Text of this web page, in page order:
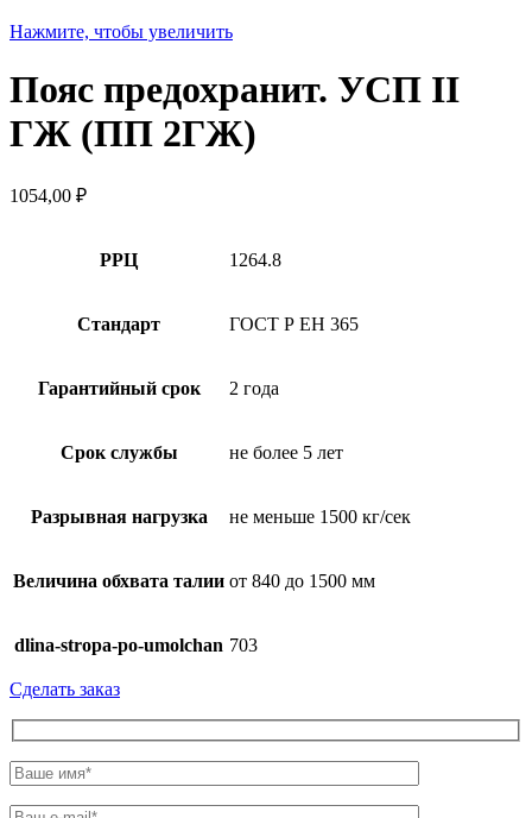
Нажмите, чтобы увеличить
Пояс предохранит. УСП II
ГЖ (ПП 2ГЖ)
1054,00 ₽
РРЦ 1264.8
Стандарт ГОСТ Р ЕН 365
Гарантийный срок 2 года
Срок службы не более 5 лет
Разрывная нагрузка не меньше 1500 кг/сек
Величина обхвата талии от 840 до 1500 мм
dlina-stropa-po-umolchan 703
Сделать заказ